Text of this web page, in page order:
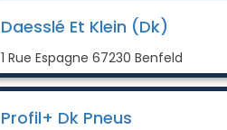
Daesslé Et Klein (Dk)
1 Rue Espagne 67230 Benfeld
Profil+ Dk Pneus